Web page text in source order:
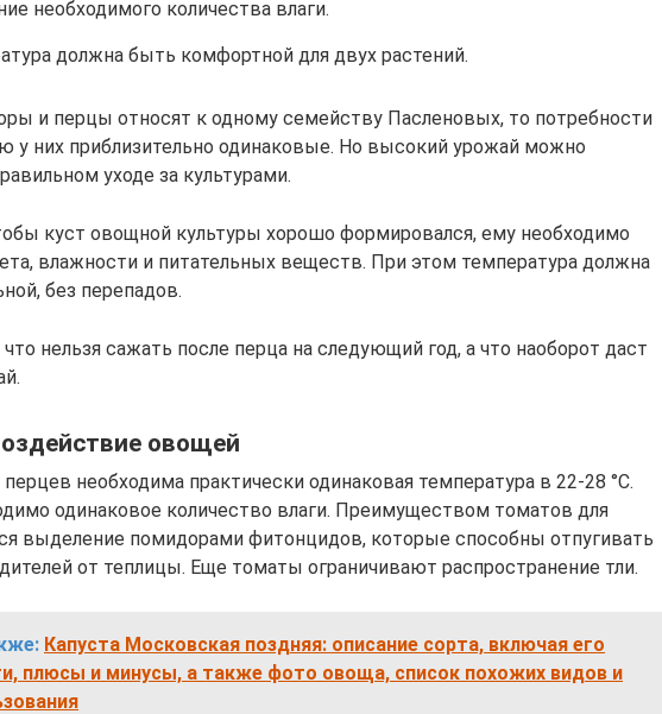
необходимого количества влаги.
должна быть комфортной для двух растений.
и перцы относят к одному семейству Пасленовых, то потребности
у них приблизительно одинаковые. Но высокий урожай можно
уходе за культурами.
куст овощной культуры хорошо формировался, ему необходимо
влажности и питательных веществ. При этом температура должна
без перепадов.
нельзя сажать после перца на следующий год, а что наоборот даст
овощей
необходима практически одинаковая температура в 22-28 °С.
одинаковое количество влаги. Преимуществом томатов для
выделение помидорами фитонцидов, которые способны отпугивать
от теплицы. Еще томаты ограничивают распространение тли.
Капуста Московская поздняя: описание сорта, включая его
плюсы и минусы, а также фото овоща, список похожих видов и